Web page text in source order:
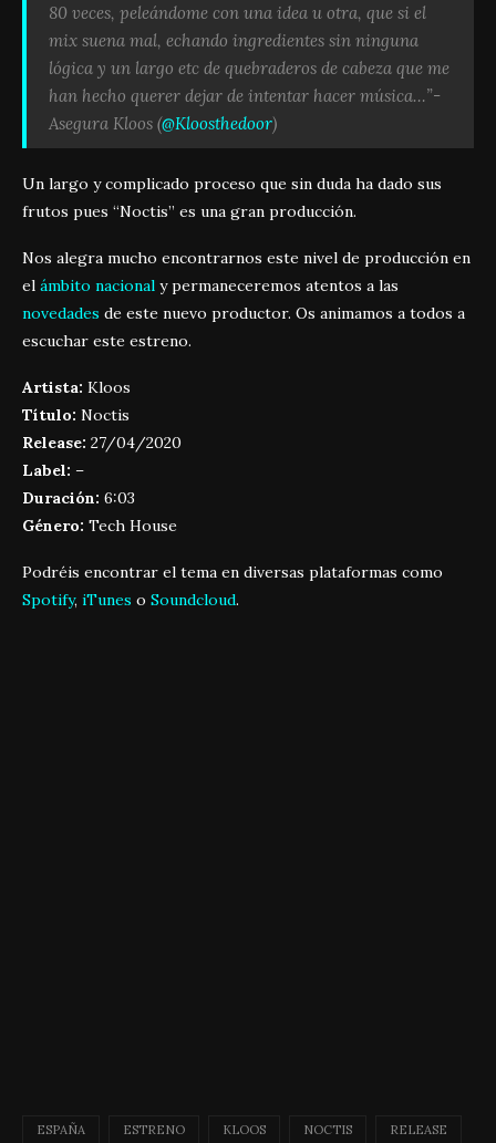
80 veces, peleándome con una idea u otra, que si el
mix suena mal, echando ingredientes sin ninguna
lógica y un largo etc de quebraderos de cabeza que me
han hecho querer dejar de intentar hacer música…”-
Asegura Kloos (@Kloosthedoor)
Un largo y complicado proceso que sin duda ha dado sus
frutos pues “Noctis” es una gran producción.
Nos alegra mucho encontrarnos este nivel de producción en
el ámbito nacional y permaneceremos atentos a las
novedades de este nuevo productor. Os animamos a todos a
escuchar este estreno.
Artista: Kloos
Título: Noctis
Release: 27/04/2020
Label: –
Duración: 6:03
Género: Tech House
Podréis encontrar el tema en diversas plataformas como
Spotify, iTunes o Soundcloud.
ESPAÑA ESTRENO KLOOS NOCTIS RELEASE